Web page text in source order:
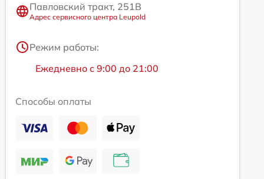
Павловский тракт, 251В
Адрес сервисного центра Leupold
Режим работы:
Ежедневно с 9:00 до 21:00
Способы оплаты